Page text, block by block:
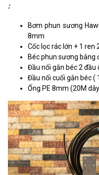
:
Bơm phun sương
8mm
Cốc lọc rác lớn + 1 ren
Béc phun sương bằng
Đầu nối gắn béc 2 đầu
Đầu nối cuối gắn béc (
Ống PE 8mm (20M